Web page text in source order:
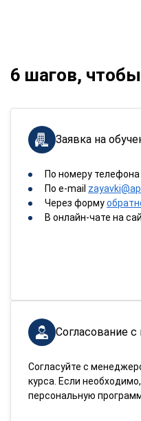
6 шагов,
Заявка на
По номеру телефона
По e-mail
Через форму
В онлайн-чате на
Согласование
Согласуйте с
курса. Если
персональную